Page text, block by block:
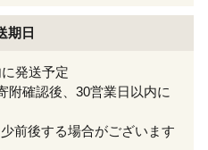
期日
発送予定
附確認後、30営業日以内に
前後する場合がございます